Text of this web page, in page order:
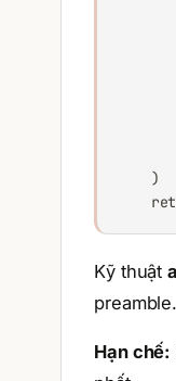
    )
Kỹ thuật
preamble.
Hạn chế: